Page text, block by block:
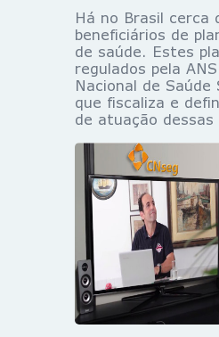
Há no Brasil cerca
beneficiários de
de saúde. Estes
regulados pela
Nacional de Saúde
que fiscaliza e
de atuação dessas